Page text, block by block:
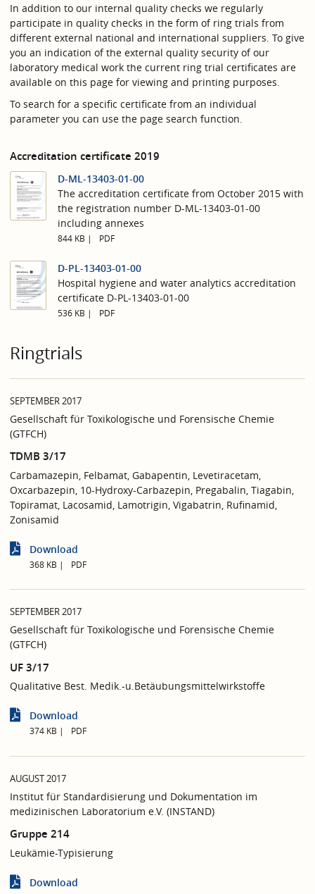
In addition to our internal quality checks we regularly
participate in quality checks in the form of ring trials from
different external national and international suppliers. To give
you an indication of the external quality security of our
laboratory medical work the current ring trial certificates are
available on this page for viewing and printing purposes.
To search for a specific certificate from an individual
parameter you can use the page search function.
Accreditation certificate 2019
D-ML-13403-01-00
The accreditation certificate from October 2015 with
the registration number D-ML-13403-01-00
including annexes
844 KB PDF
D-PL-13403-01-00
Hospital hygiene and water analytics accreditation
certificate D-PL-13403-01-00
536 KB PDF
Ringtrials
SEPTEMBER 2017
Gesellschaft für Toxikologische und Forensische Chemie
(GTFCH)
TDMB 3/17
Carbamazepin, Felbamat, Gabapentin, Levetiracetam,
Oxcarbazepin, 10-Hydroxy-Carbazepin, Pregabalin, Tiagabin,
Topiramat, Lacosamid, Lamotrigin, Vigabatrin, Rufinamid,
Zonisamid
Download
368 KB PDF
SEPTEMBER 2017
Gesellschaft für Toxikologische und Forensische Chemie
(GTFCH)
UF 3/17
Qualitative Best. Medik.-u.Betäubungsmittelwirkstoffe
Download
374 KB PDF
AUGUST 2017
Institut für Standardisierung und Dokumentation im
medizinischen Laboratorium e.V. (INSTAND)
Gruppe 214
Leukämie-Typisierung
Download